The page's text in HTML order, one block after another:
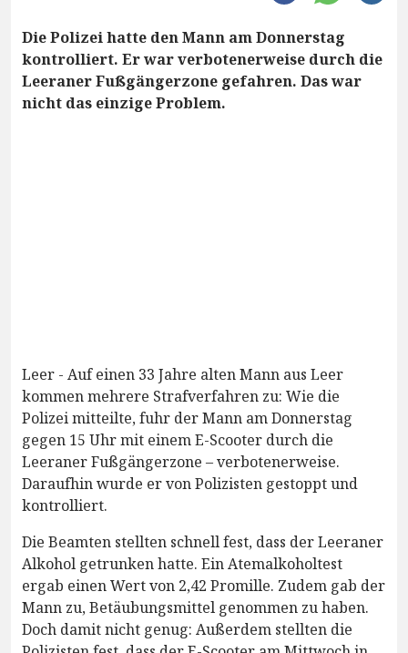
Die Polizei hatte den Mann am Donnerstag
kontrolliert. Er war verbotenerweise durch die
Leeraner Fußgängerzone gefahren. Das war
nicht das einzige Problem.
Leer - Auf einen 33 Jahre alten Mann aus Leer
kommen mehrere Strafverfahren zu: Wie die
Polizei mitteilte, fuhr der Mann am Donnerstag
gegen 15 Uhr mit einem E-Scooter durch die
Leeraner Fußgängerzone – verbotenerweise.
Daraufhin wurde er von Polizisten gestoppt und
kontrolliert.
Die Beamten stellten schnell fest, dass der Leeraner
Alkohol getrunken hatte. Ein Atemalkoholtest
ergab einen Wert von 2,42 Promille. Zudem gab der
Mann zu, Betäubungsmittel genommen zu haben.
Doch damit nicht genug: Außerdem stellten die